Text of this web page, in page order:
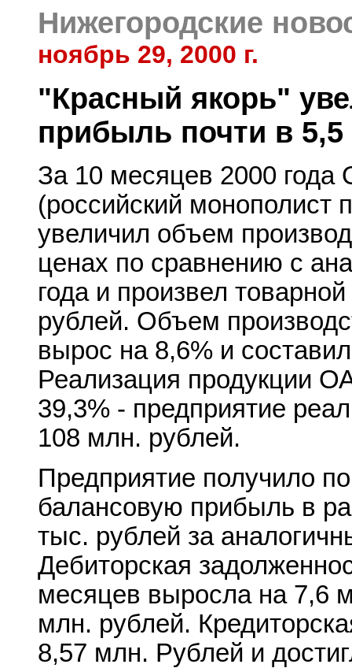
Нижегородские
ноябрь 29, 2000 г.
"Красный якорь"
прибыль почти в 5,5
За 10 месяцев 2000
(российский монополист
увеличил объем
ценах по сравнению с
года и произвел
рублей. Объем
вырос на 8,6% и
Реализация продукции
39,3% - предприятие
108 млн. рублей.
Предприятие получило
балансовую прибыль в
тыс. рублей за
Дебиторская
месяцев выросла на 7,6
млн. рублей.
8,57 млн. Рублей и